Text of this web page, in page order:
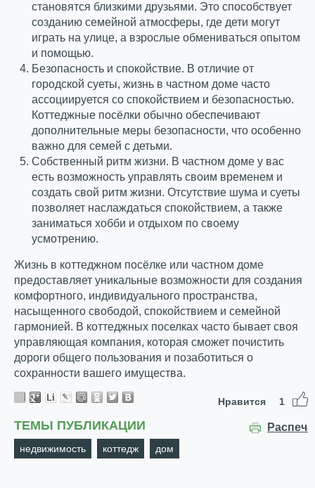
становятся близкими друзьями. Это способствует
созданию семейной атмосферы, где дети могут
играть на улице, а взрослые обмениваться опытом
и помощью.
Безопасность и спокойствие. В отличие от
городской суеты, жизнь в частном доме часто
ассоциируется со спокойствием и безопасностью.
Коттеджные посёлки обычно обеспечивают
дополнительные меры безопасности, что особенно
важно для семей с детьми.
Собственный ритм жизни. В частном доме у вас
есть возможность управлять своим временем и
создать свой ритм жизни. Отсутствие шума и суеты
позволяет наслаждаться спокойствием, а также
заниматься хобби и отдыхом по своему
усмотрению.
Жизнь в коттеджном посёлке или частном доме
предоставляет уникальные возможности для создания
комфортного, индивидуального пространства,
насыщенного свободой, спокойствием и семейной
гармонией. В коттеджных поселках часто бывает своя
управляющая компания, которая сможет почистить
дороги общего пользования и позаботиться о
сохранности вашего имущества.
Нравится 1
ТЕМЫ ПУБЛИКАЦИИ
недвижимость коттедж дом